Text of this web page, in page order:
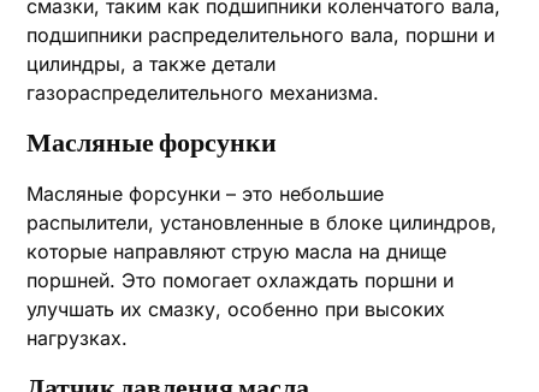
смазки, таким как подшипники коленчатого вала,
подшипники распределительного вала, поршни и
цилиндры, а также детали
газораспределительного механизма.
Масляные форсунки
Масляные форсунки – это небольшие
распылители, установленные в блоке цилиндров,
которые направляют струю масла на днище
поршней. Это помогает охлаждать поршни и
улучшать их смазку, особенно при высоких
нагрузках.